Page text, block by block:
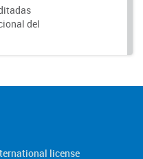
del
license